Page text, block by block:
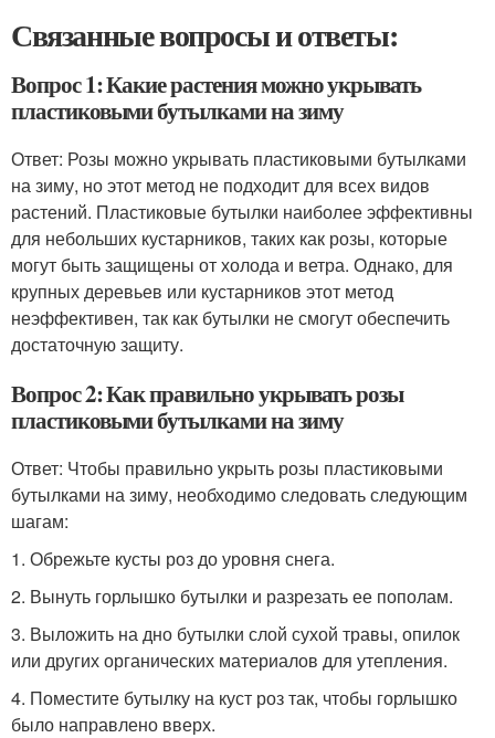
Связанные вопросы и ответы:
Вопрос 1: Какие растения можно укрывать
пластиковыми бутылками на зиму
Ответ: Розы можно укрывать пластиковыми бутылками
на зиму, но этот метод не подходит для всех видов
растений. Пластиковые бутылки наиболее эффективны
для небольших кустарников, таких как розы, которые
могут быть защищены от холода и ветра. Однако, для
крупных деревьев или кустарников этот метод
неэффективен, так как бутылки не смогут обеспечить
достаточную защиту.
Вопрос 2: Как правильно укрывать розы
пластиковыми бутылками на зиму
Ответ: Чтобы правильно укрыть розы пластиковыми
бутылками на зиму, необходимо следовать следующим
шагам:
1. Обрежьте кусты роз до уровня снега.
2. Вынуть горлышко бутылки и разрезать ее пополам.
3. Выложить на дно бутылки слой сухой травы, опилок
или других органических материалов для утепления.
4. Поместите бутылку на куст роз так, чтобы горлышко
было направлено вверх.